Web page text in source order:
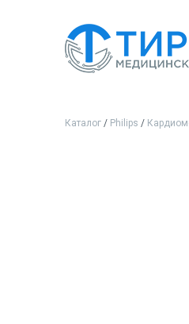
Каталог / Philips /